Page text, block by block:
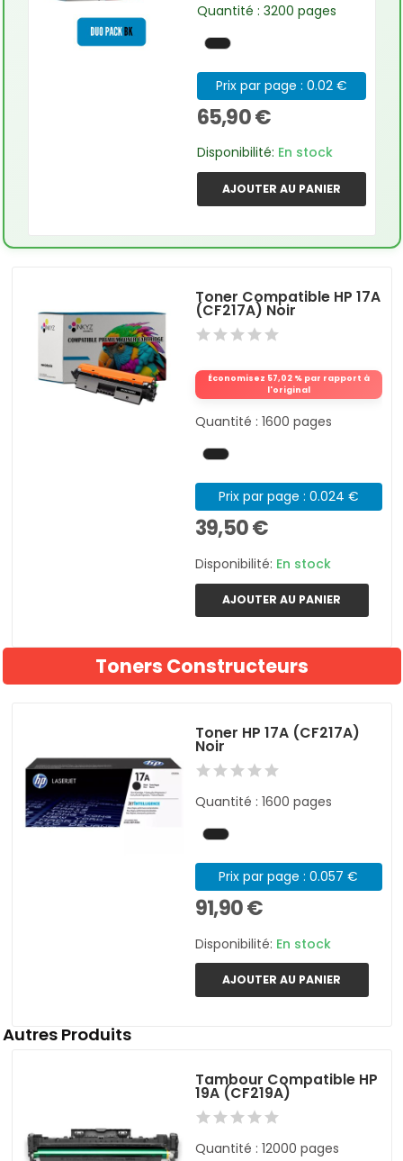
Quantité : 3200 pages
Prix par page : 0.02 €
65,90 €
Disponibilité: En stock
AJOUTER AU PANIER
Toner Compatible HP 17A
(CF217A) Noir
Économisez 57,02 % par rapport à
l'original
Quantité : 1600 pages
Prix par page : 0.024 €
39,50 €
Disponibilité: En stock
AJOUTER AU PANIER
Toners Constructeurs
Toner HP 17A (CF217A)
Noir
Quantité : 1600 pages
Prix par page : 0.057 €
91,90 €
Disponibilité: En stock
AJOUTER AU PANIER
Autres Produits
Tambour Compatible HP
19A (CF219A)
Quantité : 12000 pages